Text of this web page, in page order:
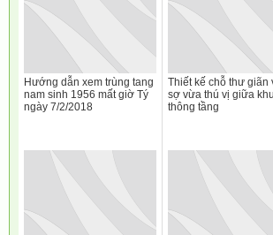
Hướng dẫn xem trùng tang
nam sinh 1956 mất giờ Tý
ngày 7/2/2018
Thiết kế chỗ thư giãn
sợ vừa thú vị giữa khu
thông tầng